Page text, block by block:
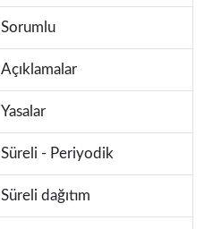
Sorumlu
Açıklamalar
Yasalar
Süreli - Periyodik
Süreli dağıtım